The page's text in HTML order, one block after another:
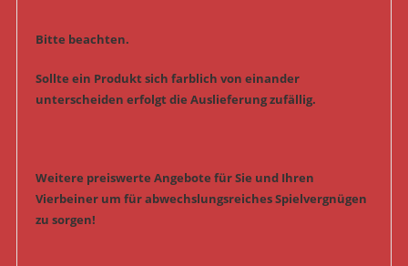
Bitte beachten.
Sollte ein Produkt sich farblich von einander
unterscheiden erfolgt die Auslieferung zufällig.
Weitere preiswerte Angebote für Sie und Ihren
Vierbeiner um für abwechslungsreiches Spielvergnügen
zu sorgen!